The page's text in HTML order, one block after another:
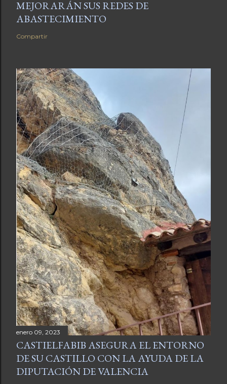
MEJORARÁN SUS REDES DE
ABASTECIMIENTO
Compartir
enero 09, 2023
CASTIELFABIB ASEGURA EL ENTORNO
DE SU CASTILLO CON LA AYUDA DE LA
DIPUTACIÓN DE VALENCIA